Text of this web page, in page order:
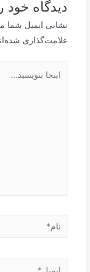
دیدگاه‌ خود
نشانی ایمیل شما
علامت‌گذاری
بنویسید…
نام*
ایمیل*